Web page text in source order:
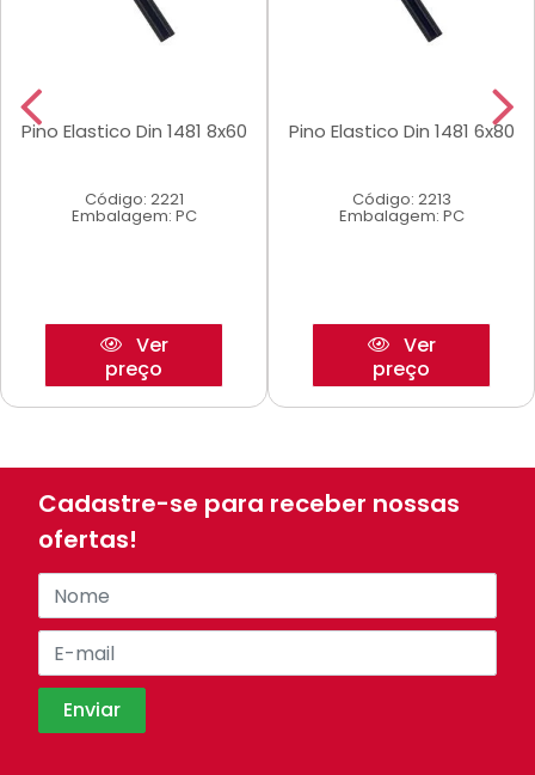
Pino Elastico Din 1481 8x60
Código: 2221
Embalagem: PC
Ver
preço
Pino Elastico Din 1481 6x80
Código: 2213
Embalagem: PC
Ver
preço
Cadastre-se para receber nossas
ofertas!